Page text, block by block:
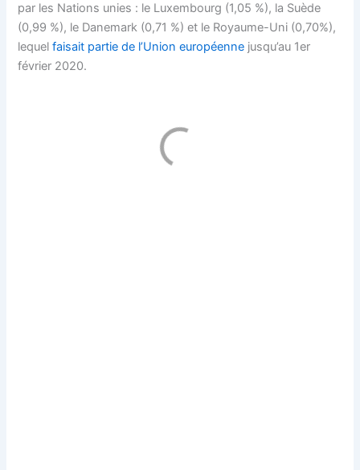
par les Nations unies : le Luxembourg (1,05 %), la Suède
(0,99 %), le Danemark (0,71 %) et le Royaume-Uni (0,70%),
lequelfaisait partie de l’Union européenne jusqu’au 1er
février 2020.